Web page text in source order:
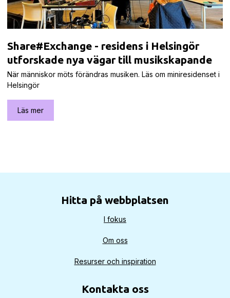
Share#Exchange - residens i Helsingör
utforskade nya vägar till musikskapande
När människor möts förändras musiken. Läs om miniresidenset i
Helsingör
Läs mer
Hitta på webbplatsen
I fokus
Om oss
Resurser och inspiration
Kontakta oss